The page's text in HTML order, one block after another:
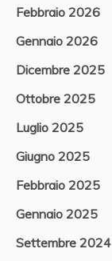
Febbraio 2026
Gennaio 2026
Dicembre 2025
Ottobre 2025
Luglio 2025
Giugno 2025
Febbraio 2025
Gennaio 2025
Settembre 2024